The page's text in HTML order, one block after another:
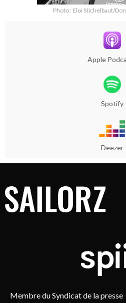
Photo : Eloi Stichelbaut/
Apple
Spotify
Deezer
Membre du Syndicat de la presse